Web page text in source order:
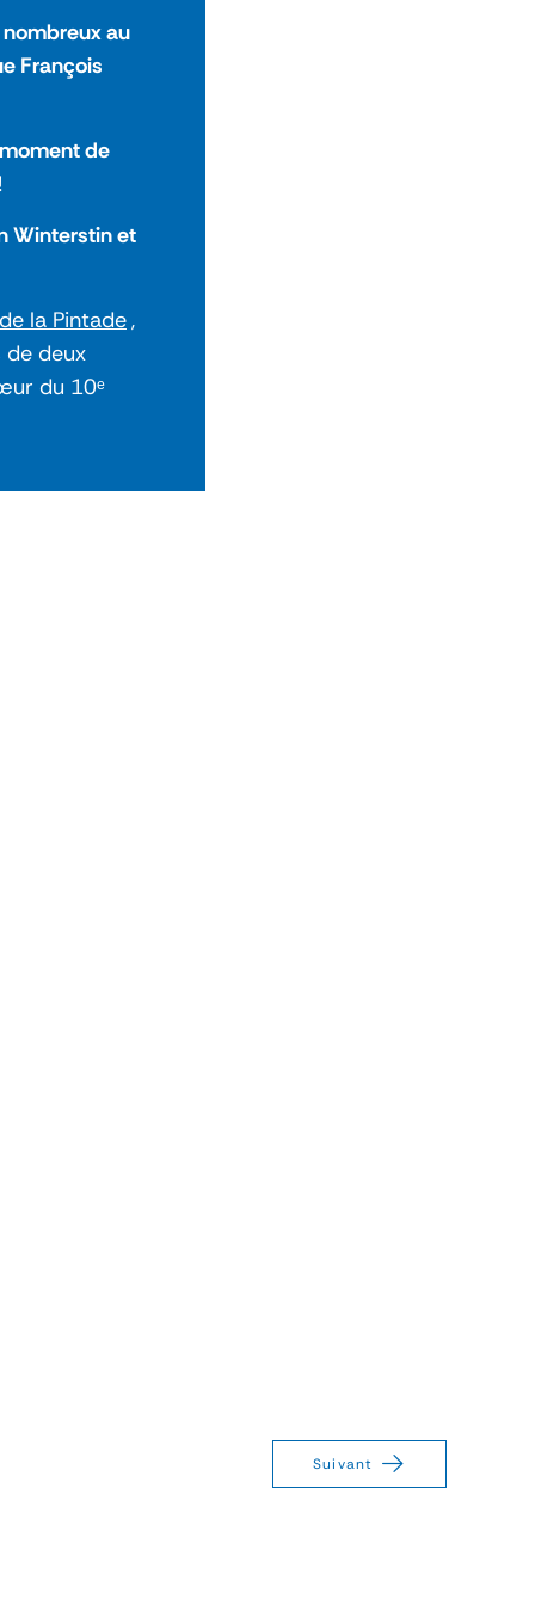
au
François
de
Winterstin et
la Pintade,
deux
du 10ᵉ
Suivant